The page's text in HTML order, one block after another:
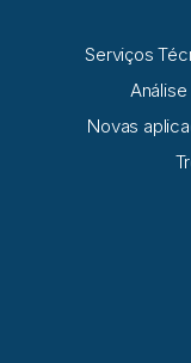
Serviços
Novas